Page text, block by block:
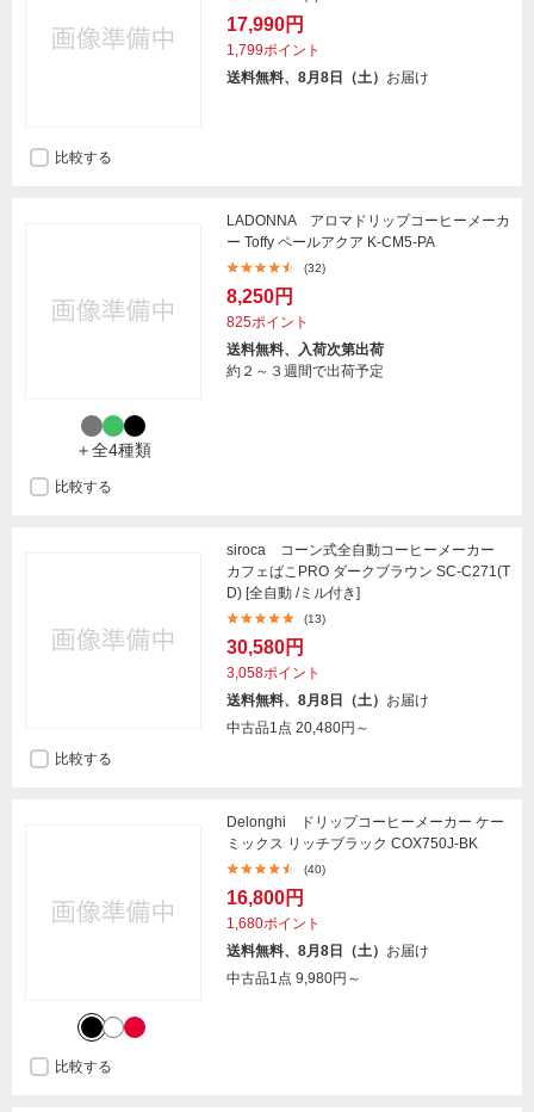
17,990円
1,799ポイント
送料無料、8月8日（土） お届け
比較する
＋全4種類
LADONNA アロマドリップコーヒーメーカ
ー Toffy ペールアクア K-CM5-PA
(32)
8,250円
825ポイント
送料無料、入荷次第出荷
約２～３週間で出荷予定
比較する
siroca コーン式全自動コーヒーメーカー
カフェばこPRO ダークブラウン SC-C271(T
D) [全自動 /ミル付き]
(13)
30,580円
3,058ポイント
送料無料、8月8日（土） お届け
中古品1点 20,480円～
比較する
Delonghi ドリップコーヒーメーカー ケー
ミックス リッチブラック COX750J-BK
(40)
16,800円
1,680ポイント
送料無料、8月8日（土） お届け
中古品1点 9,980円～
比較する